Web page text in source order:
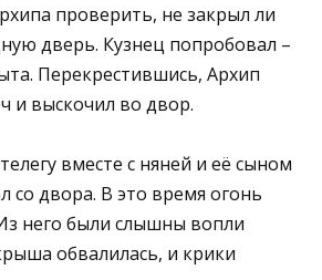
проверить, не закрыл ли
дверь. Кузнец попробовал –
Перекрестившись, Архип
и выскочил во двор.
вместе с няней и её сыном
со двора. В это время огонь
него были слышны вопли
обвалилась, и крики